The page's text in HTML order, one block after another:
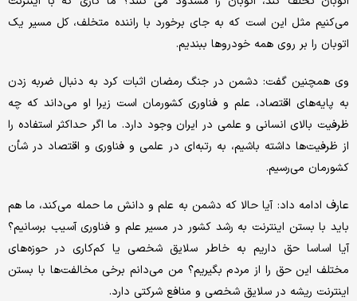
می‌کنیم مثل این است که به جای برخورد با راننده متخلف، کل مسیر یک
اتوبان را بر روی همه خودروها ببندیم.
وی‌ همچنین گفت: دشمن در جنگ رمضان اثبات کرد به دنبال ضربه زدن
به پایه‌های اقتصاد، علم و فناوری کشورمان است زیرا او می‌داند که چه
ظرفیت بالای انسانی و علمی در ایران وجود دارد. ما اگر حداکثر استفاده را
از ظرفیت‌ها داشته باشیم، به رتبه‌ای در علمی و فناوری و اقتصاد در شأن
کشورمان می‌رسیم.
عارف ادامه داد: آیا حالا که دشمن به علم و دانش ما حمله می‌کند، ما هم
باید با بستن اینترنت به رشد کشور در مسیر علم و فناوری آسیب برسانیم؟
آیا اساسا حق داریم به خاطر سلایق شخصی یا کم‌کاری در حوزه‌های
مختلف این حق را از مردم بگیریم؟ من می‌دانم برخی مخالفت‌ها با بستن
اینترنت ریشه‌ در سلایق شخصی و منافع شرکتی دارد.